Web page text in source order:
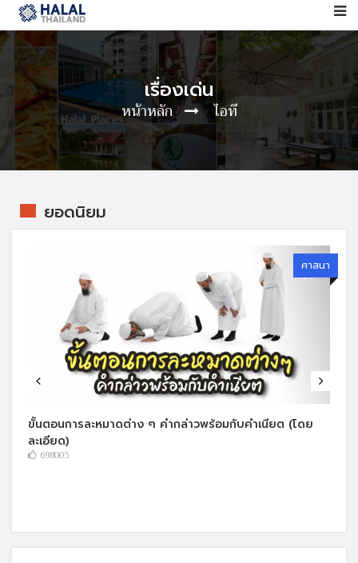
เรื่องเด่น
หน้าหลัก ไอที
ยอดนิยม
ศาสนา
ขั้นตอนการละหมาดต่าง ๆ คำกล่าวพร้อมกับคำเนียต (โดย
ละเอียด)
698005